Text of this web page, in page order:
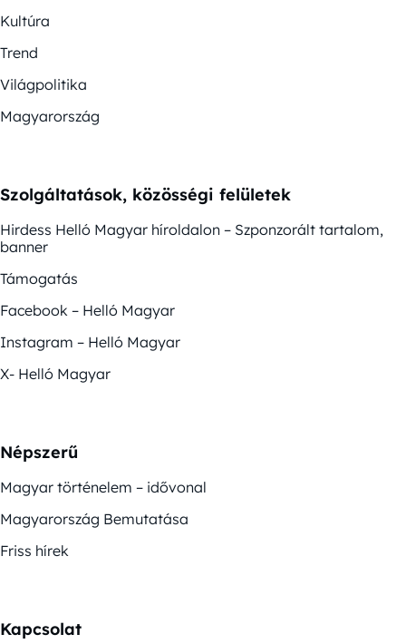
Kultúra
Trend
Világpolitika
Magyarország
Szolgáltatások, közösségi felületek
Hirdess Helló Magyar híroldalon – Szponzorált tartalom,
banner
Támogatás
Facebook – Helló Magyar
Instagram – Helló Magyar
X- Helló Magyar
Népszerű
Magyar történelem – idővonal
Magyarország Bemutatása
Friss hírek
Kapcsolat